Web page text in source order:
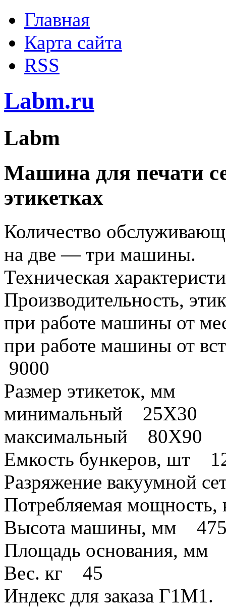
Главная
Карта сайта
RSS
Labm.ru
Labm
Машина для печати
этикетках
Количество
на две — три машины.
Техническая
Производительность,
при работе машины от
при работе машины от
9000
Размер этикеток, мм
минимальный 25X30
максимальный 80X90
Емкость бункеров, шт
Разряжение вакуумной
Потребляемая
Высота машины, мм
Площадь основания, мм
Вес. кг 45
Индекс для заказа Г1М1.